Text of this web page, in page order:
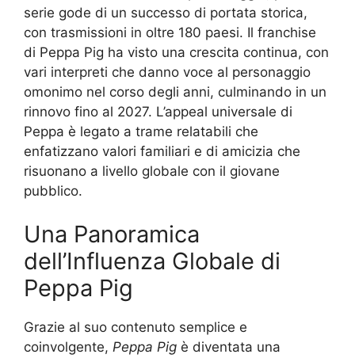
serie gode di un successo di portata storica,
con trasmissioni in oltre 180 paesi. Il franchise
di Peppa Pig ha visto una crescita continua, con
vari interpreti che danno voce al personaggio
omonimo nel corso degli anni, culminando in un
rinnovo fino al 2027. L’appeal universale di
Peppa è legato a trame relatabili che
enfatizzano valori familiari e di amicizia che
risuonano a livello globale con il giovane
pubblico.
Una Panoramica
dell’Influenza Globale di
Peppa Pig
Grazie al suo contenuto semplice e
coinvolgente, Peppa Pig è diventata una